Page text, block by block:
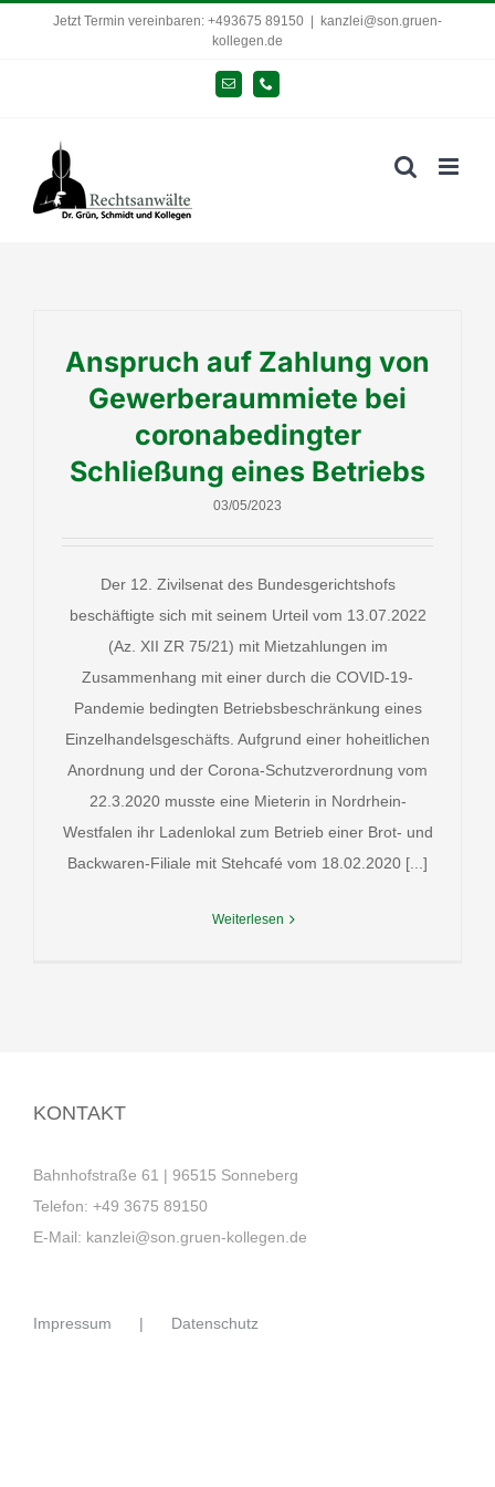
Jetzt Termin vereinbaren: +493675 89150
kanzlei@son.gruen-
kollegen.de
E-
Mail
Telefon
Anspruch auf Zahlung von
Gewerberaummiete bei
coronabedingter
Schließung eines Betriebs
03/05/2023
Der 12. Zivilsenat des Bundesgerichtshofs
beschäftigte sich mit seinem Urteil vom 13.07.2022
(Az. XII ZR 75/21) mit Mietzahlungen im
Zusammenhang mit einer durch die COVID-19-
Pandemie bedingten Betriebsbeschränkung eines
Einzelhandelsgeschäfts. Aufgrund einer hoheitlichen
Anordnung und der Corona-Schutzverordnung vom
22.3.2020 musste eine Mieterin in Nordrhein-
Westfalen ihr Ladenlokal zum Betrieb einer Brot- und
Backwaren-Filiale mit Stehcafé vom 18.02.2020 [...]
Weiterlesen
KONTAKT
Bahnhofstraße 61 | 96515 Sonneberg
Telefon: +49 3675 89150
E-Mail: kanzlei@son.gruen-kollegen.de
Impressum Datenschutz